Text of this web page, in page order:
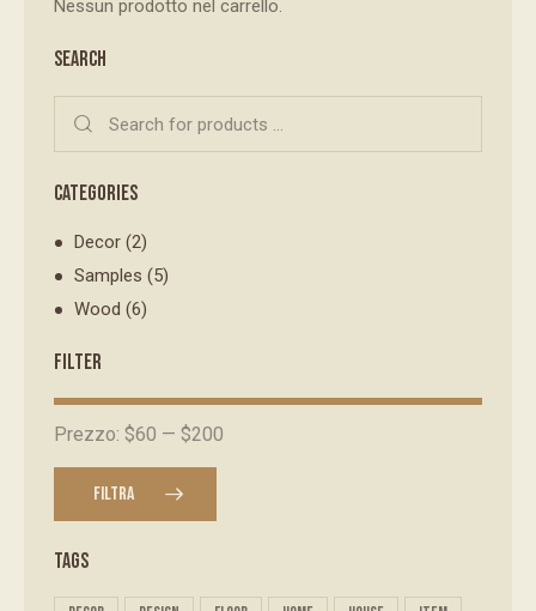
Nessun prodotto nel carrello.
SEARCH
CATEGORIES
Decor (2)
Samples (5)
Wood (6)
FILTER
FILTRA
Prezzo: $60 — $200
TAGS